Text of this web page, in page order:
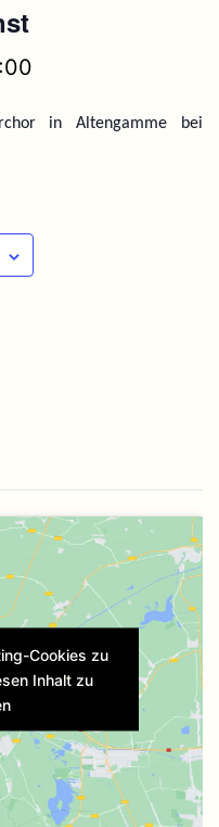
in Altengamme bei
Cookies zu
Inhalt zu